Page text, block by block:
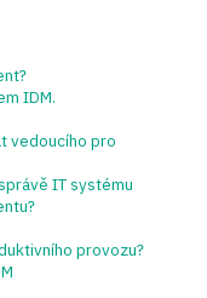
IDM.
vedoucího pro
IT systému
provozu?